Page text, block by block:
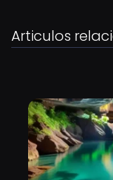
Articulos